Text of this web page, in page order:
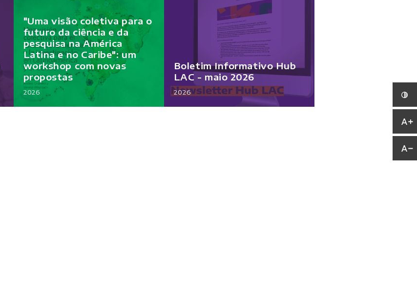
"Uma visão coletiva para o
futuro da ciência e da
pesquisa na América
Latina e no Caribe": um
workshop com novas
propostas
2026
Boletim Informativo Hub
LAC - maio 2026
2026